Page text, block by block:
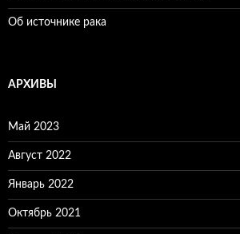
Об источнике рака
АРХИВЫ
Май 2023
Август 2022
Январь 2022
Октябрь 2021